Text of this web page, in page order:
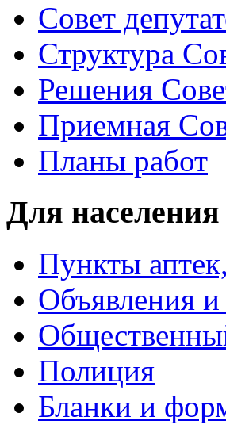
Совет
Структура
Решения
Приемная
Планы работ
Для населения
Пункты
Объявления
Полиция
Бланки и